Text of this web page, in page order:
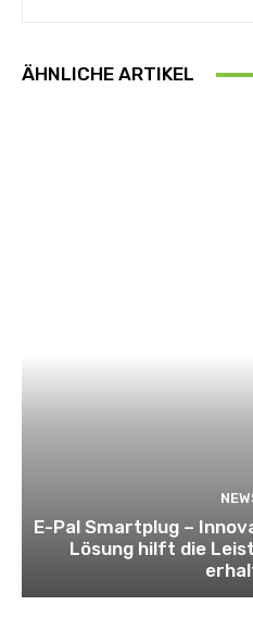
ÄHNLICHE ARTIKEL
E-Pal Smartplug –
Lösung hilft die